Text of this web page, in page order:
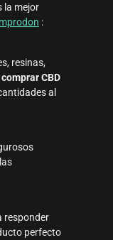
la mejor
:
resinas,
comprar CBD
al
responder
perfecto